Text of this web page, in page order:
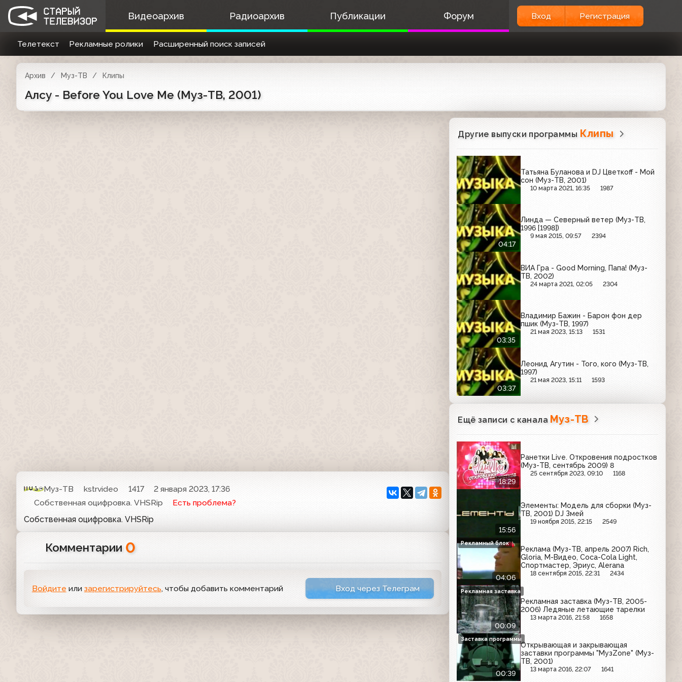
Видеоархив Радиоархив Публикации Форум Вход Регистрация
Телетекст Рекламные ролики Расширенный поиск записей
Архив Муз-ТВ Клипы
Алсу - Before You Love Me (Муз-ТВ, 2001)
Муз-ТВ kstrvideo 1417
2 января 2023, 17:36
Собственная оцифровка. VHSRip
Есть проблема?
Собственная оцифровка. VHSRip
Комментарии 0
Войдите или зарегистрируйтесь, чтобы добавить комментарий Вход через Телеграм
Другие выпуски программы Клипы
Татьяна Буланова и DJ Цветкoff - Мой
сон (Муз-ТВ, 2001)
10 марта 2021, 16:35 1987
04:17
Линда — Северный ветер (Муз-ТВ,
1996 [1998])
9 мая 2015, 09:57 2394
ВИА Гра - Good Morning, Папа! (Муз-
ТВ, 2002)
24 марта 2021, 02:05 2304
03:35
Владимир Бажин - Барон фон дер
пшик (Муз-ТВ, 1997)
21 мая 2023, 15:13 1531
03:37
Леонид Агутин - Того, кого (Муз-ТВ,
1997)
21 мая 2023, 15:11 1593
Ещё записи с канала Муз-ТВ
18:29
Ранетки Live. Откровения подростков
(Муз-ТВ, сентябрь 2009) 8
25 сентября 2023, 09:10 1168
15:56
Элементы: Модель для сборки (Муз-
ТВ, 2001) DJ Змей
19 ноября 2015, 22:15 2549
04:06
Реклама (Муз-ТВ, апрель 2007) Rich,
Gloria, М-Видео, Coca-Cola Light,
Спортмастер, Эриус, Alerana
18 сентября 2015, 22:31 2434
Рекламный блок
00:09
Рекламная заставка (Муз-ТВ, 2005-
2006) Ледяные летающие тарелки
13 марта 2016, 21:58 1658
Рекламная заставка
00:39
Открывающая и закрывающая
заставки программы "МузZone" (Муз-
ТВ, 2001)
13 марта 2016, 22:07 1641
Заставка программы